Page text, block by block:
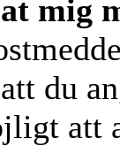
mig
du
att